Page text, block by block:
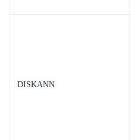
DISKANN